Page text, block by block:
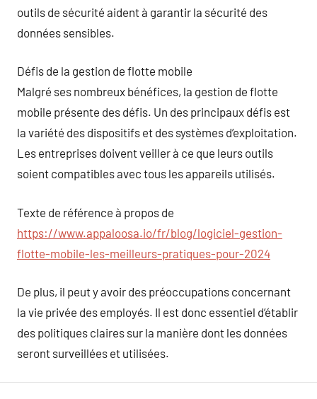
outils de sécurité aident à garantir la sécurité des
données sensibles.
Défis de la gestion de flotte mobile
Malgré ses nombreux bénéfices, la gestion de flotte
mobile présente des défis. Un des principaux défis est
la variété des dispositifs et des systèmes d’exploitation.
Les entreprises doivent veiller à ce que leurs outils
soient compatibles avec tous les appareils utilisés.
Texte de référence à propos de
https://www.appaloosa.io/fr/blog/logiciel-gestion-
flotte-mobile-les-meilleurs-pratiques-pour-2024
De plus, il peut y avoir des préoccupations concernant
la vie privée des employés. Il est donc essentiel d’établir
des politiques claires sur la manière dont les données
seront surveillées et utilisées.